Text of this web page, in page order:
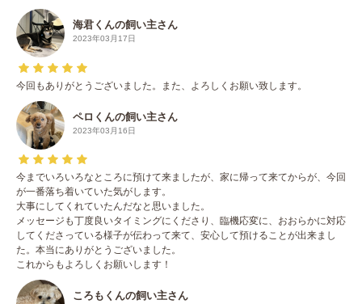
海君くんの飼い主さん
2023年03月17日
今回もありがとうございました。また、よろしくお願い致します。
ペロくんの飼い主さん
2023年03月16日
今までいろいろなところに預けて来ましたが、家に帰って来てからが、今回
が一番落ち着いていた気がします。
大事にしてくれていたんだなと思いました。
メッセージも丁度良いタイミングにくださり、臨機応変に、おおらかに対応
してくださっている様子が伝わって来て、安心して預けることが出来まし
た。本当にありがとうございました。
これからもよろしくお願いします！
ころもくんの飼い主さん